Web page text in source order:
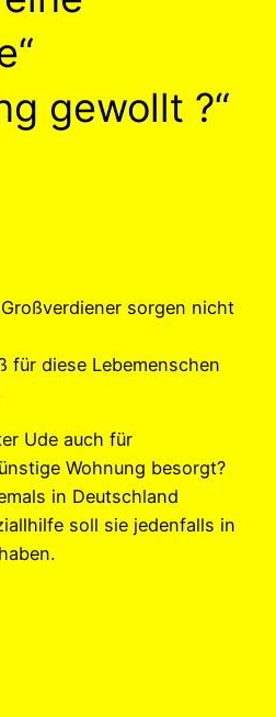
gewollt ?“
sorgen nicht
für diese Lebemenschen
Ude auch für
Wohnung besorgt?
in Deutschland
soll sie jedenfalls in